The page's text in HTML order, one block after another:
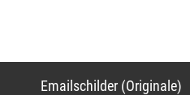
Navigation
Emailschilder (Originale)